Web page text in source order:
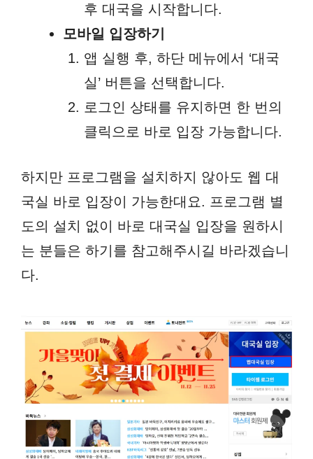
후 대국을 시작합니다.
모바일 입장하기
앱 실행 후, 하단 메뉴에서 ‘대국
실’ 버튼을 선택합니다.
로그인 상태를 유지하면 한 번의
클릭으로 바로 입장 가능합니다.
하지만 프로그램을 설치하지 않아도 웹 대
국실 바로 입장이 가능한대요. 프로그램 별
도의 설치 없이 바로 대국실 입장을 원하시
는 분들은 하기를 참고해주시길 바라겠습니
다.